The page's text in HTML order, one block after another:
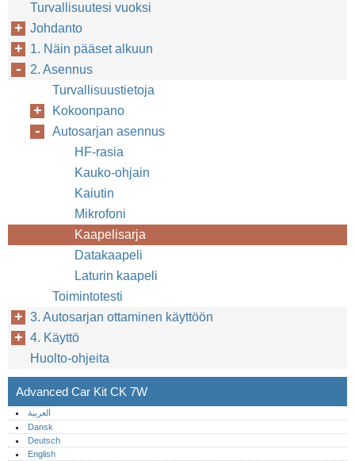
Turvallisuutesi vuoksi
Johdanto
1. Näin pääset alkuun
2. Asennus
Turvallisuustietoja
Kokoonpano
Autosarjan asennus
HF-rasia
Kauko-ohjain
Kaiutin
Mikrofoni
Kaapelisarja
Datakaapeli
Laturin kaapeli
Toimintotesti
3. Autosarjan ottaminen käyttöön
4. Käyttö
Huolto-ohjeita
Advanced Car Kit CK 7W
العربية
Dansk
Deutsch
English